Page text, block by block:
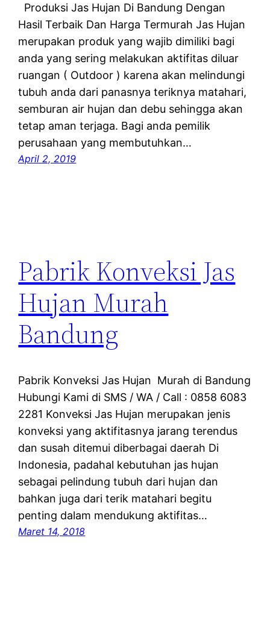
Produksi Jas Hujan Di Bandung Dengan
Hasil Terbaik Dan Harga Termurah Jas Hujan
merupakan produk yang wajib dimiliki bagi
anda yang sering melakukan aktifitas diluar
ruangan ( Outdoor ) karena akan melindungi
tubuh anda dari panasnya teriknya matahari,
semburan air hujan dan debu sehingga akan
tetap aman terjaga. Bagi anda pemilik
perusahaan yang membutuhkan…
April 2, 2019
Pabrik Konveksi Jas
Hujan Murah
Bandung
Pabrik Konveksi Jas Hujan Murah di Bandung
Hubungi Kami di SMS / WA / Call : 0858 6083
2281 Konveksi Jas Hujan merupakan jenis
konveksi yang aktifitasnya jarang terendus
dan susah ditemui diberbagai daerah Di
Indonesia, padahal kebutuhan jas hujan
sebagai pelindung tubuh dari hujan dan
bahkan juga dari terik matahari begitu
penting dalam mendukung aktifitas…
Maret 14, 2018